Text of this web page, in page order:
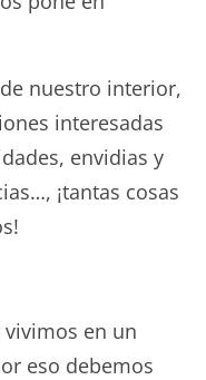
nuestro interior,
interesadas
envidias y
¡tantas cosas
en un
eso debemos